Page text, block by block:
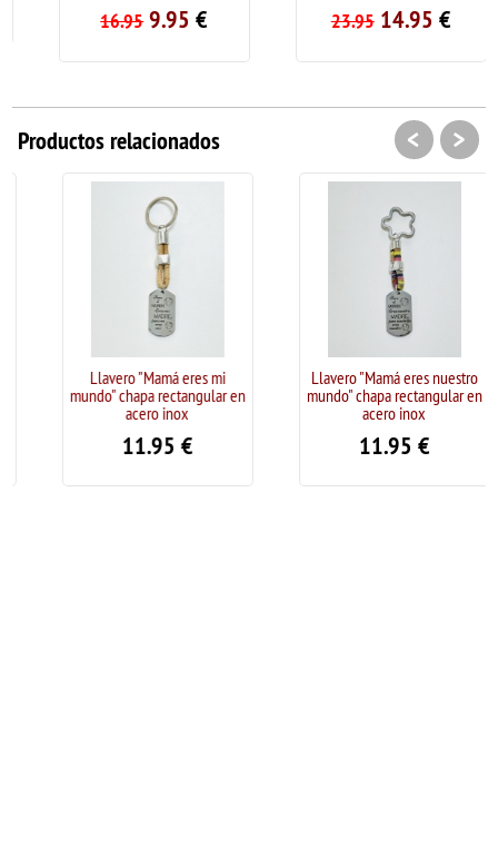
16.95 9.95€ 23.95 14.95€
Productos relacionados
Llavero "Mamá eres mi
mundo" chapa rectangular en
acero inox
11.95€
Llavero "Mamá eres nuestro
mundo" chapa rectangular en
acero inox
11.95€
< >